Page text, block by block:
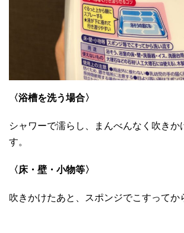
〈浴槽を洗う場合〉
シャワーで濡らし、まんべんなく吹きか
す。
〈床・壁・小物等〉
吹きかけたあと、スポンジでこすってか